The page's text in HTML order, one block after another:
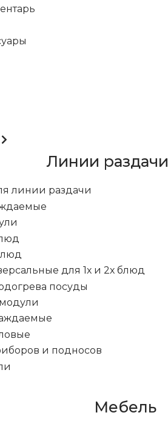
Линии раздачи
линии раздачи
для 1х и 2х блюд
посуды
и подносов
Мебель